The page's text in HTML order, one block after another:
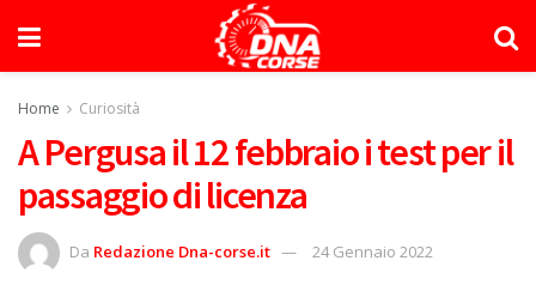
Home Curiosità
A Pergusa il 12 febbraio i test per il
passaggio di licenza
Da Redazione Dna-corse.it 24 Gennaio 2022